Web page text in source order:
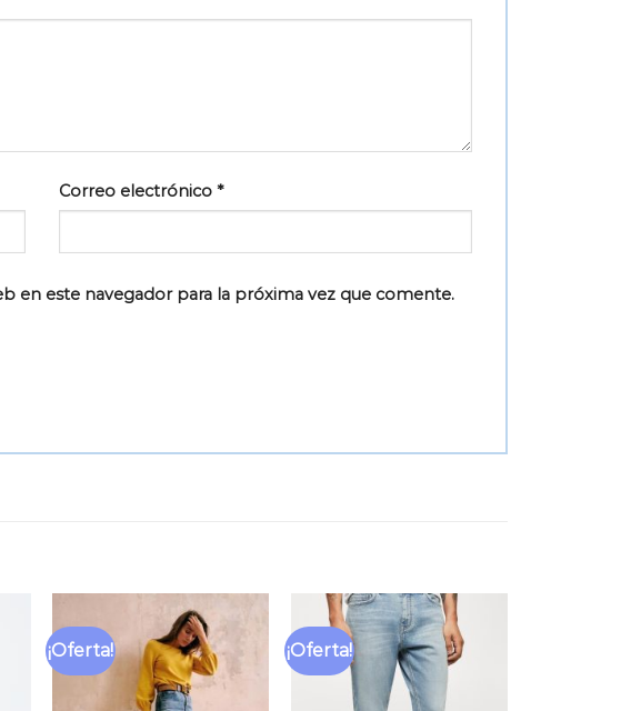
Correo electrónico *
en este navegador para la próxima vez que comente.
¡Oferta!
Añadir
¡Oferta!
Añadir